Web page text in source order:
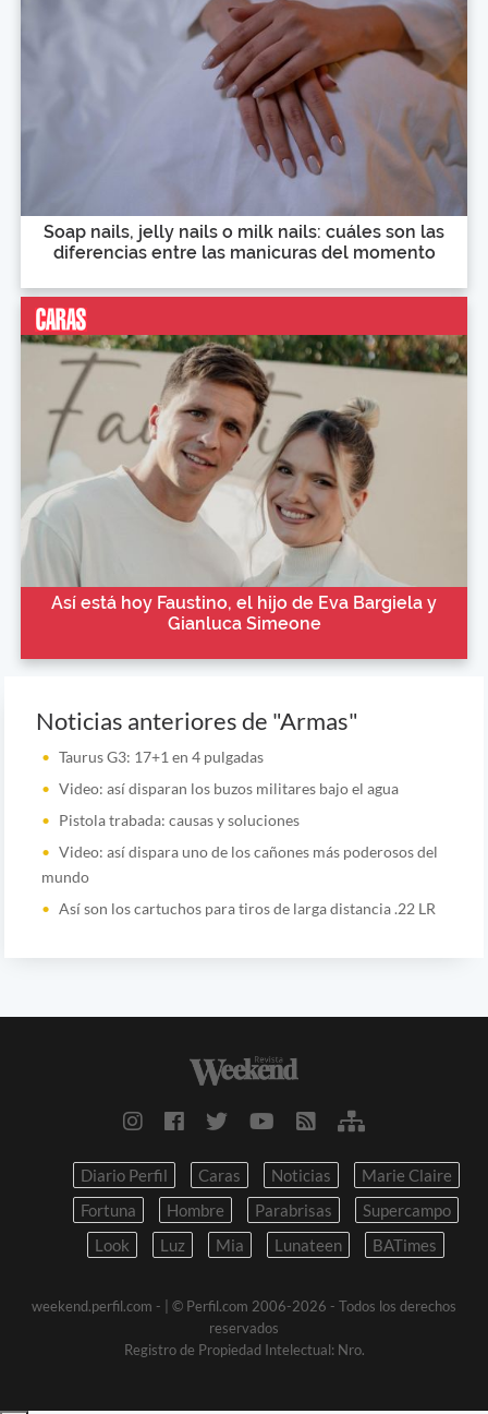
Soap nails, jelly nails o milk nails: cuáles son las
diferencias entre las manicuras del momento
Así está hoy Faustino, el hijo de Eva Bargiela y
Gianluca Simeone
Noticias anteriores de "Armas"
Taurus G3: 17+1 en 4 pulgadas
Video: así disparan los buzos militares bajo el agua
Pistola trabada: causas y soluciones
Video: así dispara uno de los cañones más poderosos del
mundo
Así son los cartuchos para tiros de larga distancia .22 LR
Diario Perfil Caras Noticias
Marie Claire
Fortuna
Hombre Parabrisas
Supercampo
Look
Luz Mia Lunateen BATimes
weekend.perfil.com -
| © Perfil.com 2006-2026 - Todos los derechos
reservados
Registro de Propiedad Intelectual: Nro.